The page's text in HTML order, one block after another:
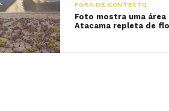
FORA DE CONTEXTO
Foto mostra uma
Atacama repleta de